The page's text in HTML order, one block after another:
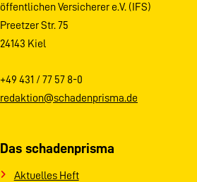
öffentlichen Versicherer e.V. (IFS)
Preetzer Str. 75
24143 Kiel
+49 431 / 77 57 8-0
redaktion@schadenprisma.de
Das schadenprisma
Aktuelles Heft